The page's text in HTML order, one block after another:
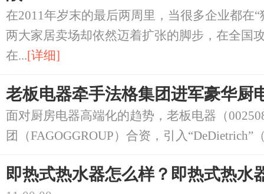
在2011年岁末的最后两周里，当很多企业都在
两大家居卖场却依然迈着扩张的脚步，在全国
在...[详细]
老板电器牵手法格集团进军豪华厨
面对厨房电器高端化的趋势，老板电器（
团（FAGOGGROUP）合资，引入“DeDietrich”
即热式热水器怎么样？即热式热水